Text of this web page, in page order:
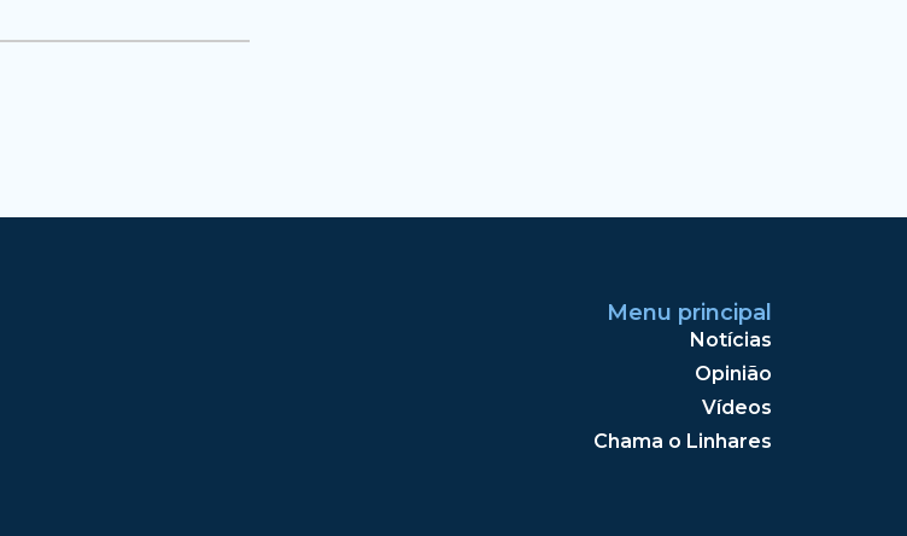
Menu principal
Notícias
Opinião
Vídeos
Chama o Linhares